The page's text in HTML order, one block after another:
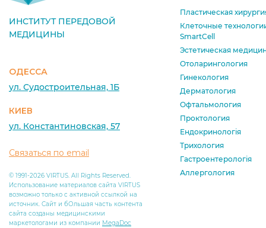
ИНСТИТУТ ПЕРЕДОВОЙ
МЕДИЦИНЫ
ОДЕССА
ул. Судостроительная, 1Б
КИЕВ
ул. Константиновская, 57
Связаться по email
© 1991-2026 VIRTUS. All Rights Reserved.
Использование материалов сайта VIRTUS
возможно только с активной ссылкой на
источник. Сайт и бОльшая часть контента
сайта созданы медицинскими
маркетологами из компании MegaDoc
Пластическая
Клеточные
SmartCell
Эстетическая
Отоларингология
Гинекология
Дерматология
Офтальмология
Проктология
Ендокринологія
Трихология
Гастроентерологія
Аллергология